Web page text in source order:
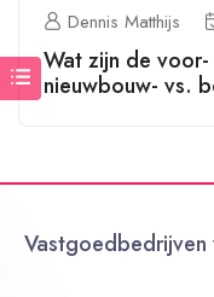
Dennis Matthijs
Wat zijn de
nieuwbouw- vs.
Vastgoedbedrijven